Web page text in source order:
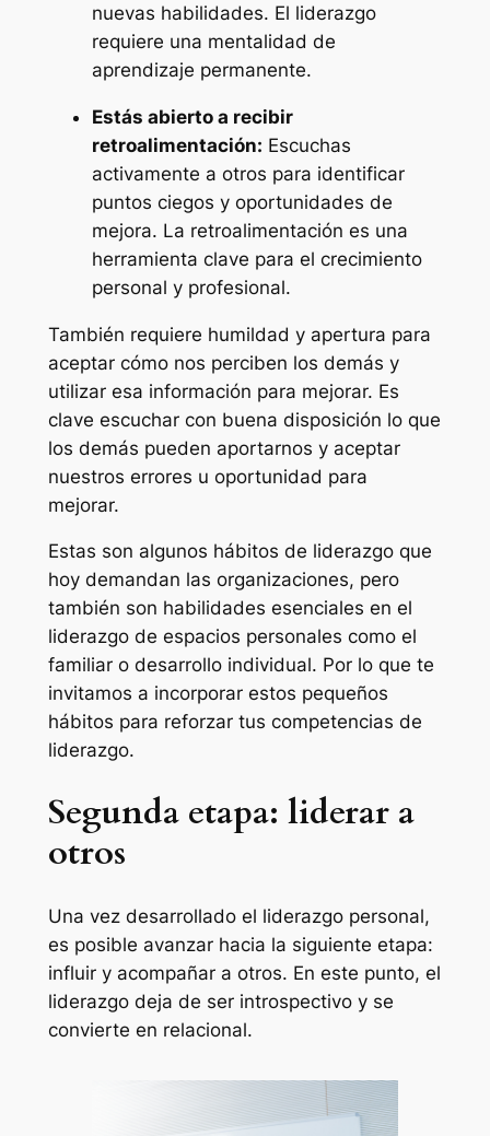
nuevas habilidades. El liderazgo
requiere una mentalidad de
aprendizaje permanente.
Estás abierto a recibir
retroalimentación: Escuchas
activamente a otros para identificar
puntos ciegos y oportunidades de
mejora. La retroalimentación es una
herramienta clave para el crecimiento
personal y profesional.
También requiere humildad y apertura para
aceptar cómo nos perciben los demás y
utilizar esa información para mejorar. Es
clave escuchar con buena disposición lo que
los demás pueden aportarnos y aceptar
nuestros errores u oportunidad para
mejorar.
Estas son algunos hábitos de liderazgo que
hoy demandan las organizaciones, pero
también son habilidades esenciales en el
liderazgo de espacios personales como el
familiar o desarrollo individual. Por lo que te
invitamos a incorporar estos pequeños
hábitos para reforzar tus competencias de
liderazgo.
Segunda etapa: liderar a
otros
Una vez desarrollado el liderazgo personal,
es posible avanzar hacia la siguiente etapa:
influir y acompañar a otros. En este punto, el
liderazgo deja de ser introspectivo y se
convierte en relacional.